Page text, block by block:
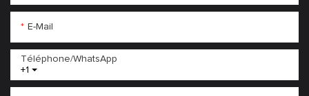
E-Mail
+1
Téléphone/WhatsApp